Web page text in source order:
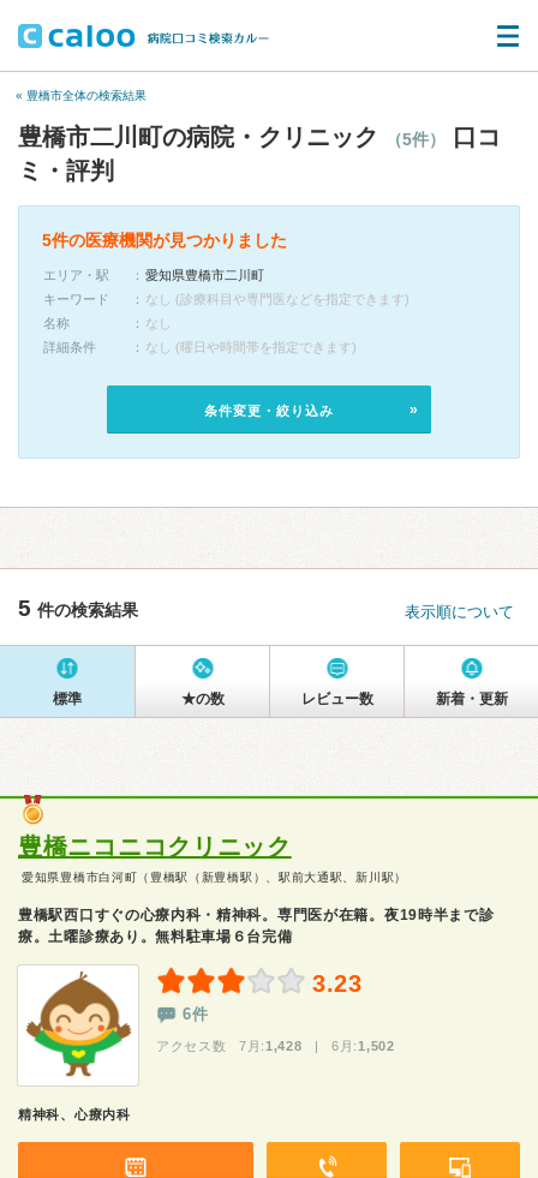
« 豊橋市全体の検索結果
豊橋市二川町の病院・クリニック （5件）
口コ
ミ・評判
5件の医療機関が見つかりました
エリア・駅
愛知県豊橋市二川町
キーワード
なし (診療科目や専門医などを指定できます)
名称
なし
詳細条件
なし (曜日や時間帯を指定できます)
条件変更・絞り込み
5 件の検索結果 表示順について
標準 ★の数 レビュー数 新着・更新
豊橋ニコニコクリニック
愛知県豊橋市白河町（豊橋駅（新豊橋駅）、駅前大通駅、新川駅）
豊橋駅西口すぐの心療内科・精神科。専門医が在籍。夜19時半まで診
療。土曜診療あり。無料駐車場６台完備
3.23
6件
アクセス数 7月: 1,428 | 6月: 1,502
精神科、心療内科